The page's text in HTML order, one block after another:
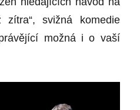
svižná komedie
možná i o vaší